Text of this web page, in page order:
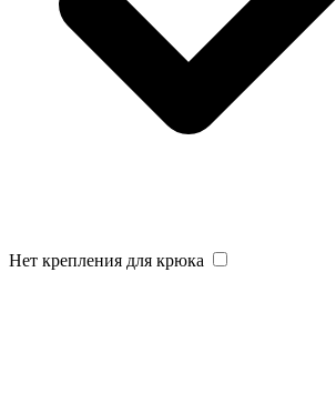
Нет крепления для крюка